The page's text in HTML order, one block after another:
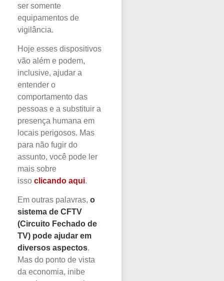
ser somente
equipamentos de
vigilância.
Hoje esses dispositivos
vão além e podem,
inclusive, ajudar a
entender o
comportamento das
pessoas e a substituir a
presença humana em
locais perigosos. Mas
para não fugir do
assunto, você pode ler
mais sobre
isso clicando aqui.
Em outras palavras, o
sistema de CFTV
(Circuito Fechado de
TV) pode ajudar em
diversos aspectos.
Mas do ponto de vista
da economia, inibe